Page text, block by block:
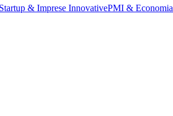
Startup & Imprese InnovativePMI & Economia